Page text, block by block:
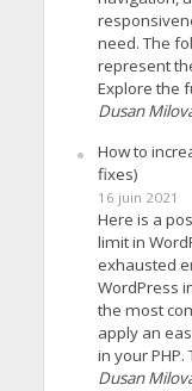
need. The
represent
Explore the
Dusan
How to
fixes)
16 juin 2021
Here is a
limit in
exhausted
WordPress
the most
apply an
in your
Dusan